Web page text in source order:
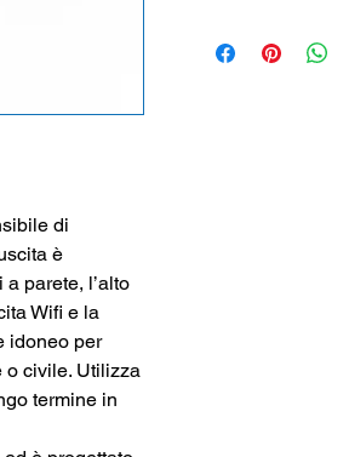
di
è
i a parete, l’alto
ita Wifi e la
idoneo per
o civile. Utilizza
go termine in
500 A)